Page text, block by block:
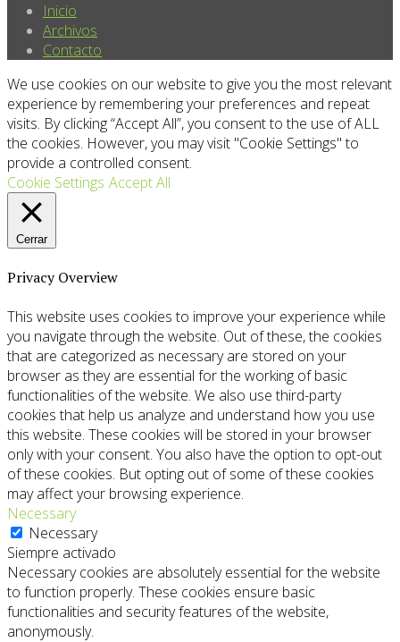
Inicio
Archivos
Contacto
We use cookies on our website to give you the most relevant
experience by remembering your preferences and repeat
visits. By clicking “Accept All”, you consent to the use of ALL
the cookies. However, you may visit "Cookie Settings" to
provide a controlled consent.
Cookie Settings Accept All
Cerrar
Privacy Overview
This website uses cookies to improve your experience while
you navigate through the website. Out of these, the cookies
that are categorized as necessary are stored on your
browser as they are essential for the working of basic
functionalities of the website. We also use third-party
cookies that help us analyze and understand how you use
this website. These cookies will be stored in your browser
only with your consent. You also have the option to opt-out
of these cookies. But opting out of some of these cookies
may affect your browsing experience.
Necessary
Necessary
Siempre activado
Necessary cookies are absolutely essential for the website
to function properly. These cookies ensure basic
functionalities and security features of the website,
anonymously.